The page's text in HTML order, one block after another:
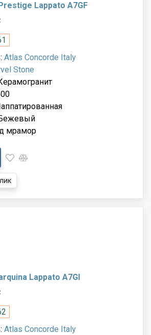
Lappato A7GF
Atlas Concorde Italy
Stone
мрамор
Lappato A7GI
Atlas Concorde Italy